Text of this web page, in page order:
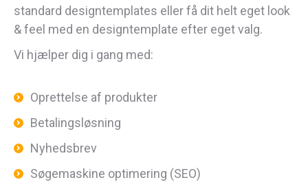
standard designtemplates eller få dit helt eget look
& feel med en designtemplate efter eget valg.
Vi hjælper dig i gang med:
Oprettelse af produkter
Betalingsløsning
Nyhedsbrev
Søgemaskine optimering (SEO)